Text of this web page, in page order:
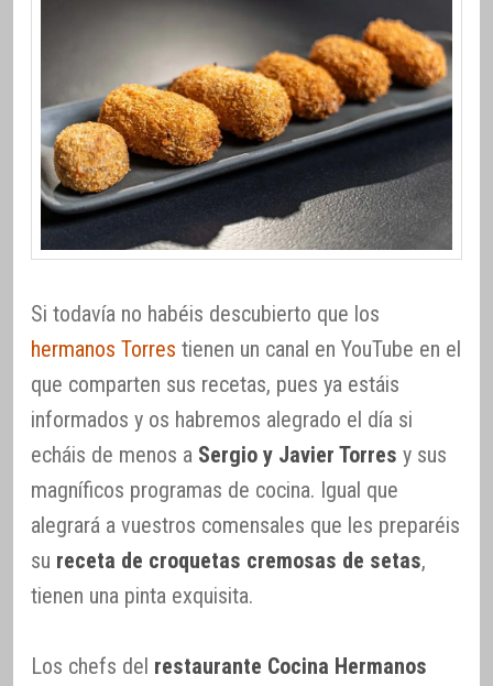
Si todavía no habéis descubierto que los
hermanos Torres tienen un canal en YouTube en el
que comparten sus recetas, pues ya estáis
informados y os habremos alegrado el día si
echáis de menos a Sergio y Javier Torres y sus
magníficos programas de cocina. Igual que
alegrará a vuestros comensales que les preparéis
su receta de croquetas cremosas de setas,
tienen una pinta exquisita.
Los chefs del restaurante Cocina Hermanos